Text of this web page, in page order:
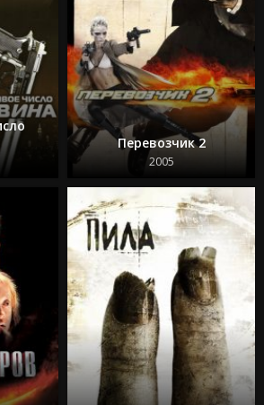
Перевозчик 2
2005